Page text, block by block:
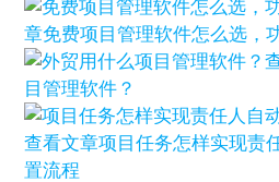
章免费项目管理软件怎么选，
目管理软件？
查看文章项目任务怎样实现责
置流程